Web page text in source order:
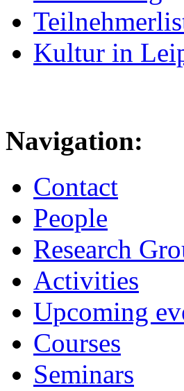
Kultur in
Navigation:
Contact
People
Research
Activities
Upcoming
Courses
Seminars